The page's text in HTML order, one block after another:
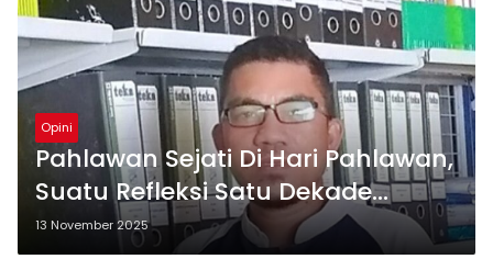
Opini
Pahlawan Sejati Di Hari Pahlawan,
Suatu Refleksi Satu Dekade
UNHENA
13 November 2025